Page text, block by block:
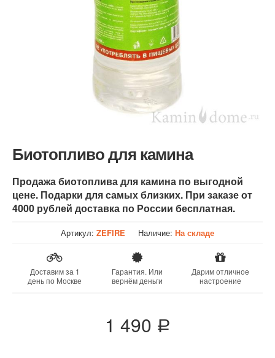
Биотопливо для камина
Продажа биотоплива для камина по выгодной
цене. Подарки для самых близких. При заказе от
4000 рублей доставка по России бесплатная.
Артикул:ZEFIRE Наличие: На складе
Доставим за 1
день по Москве
Гарантия. Или
вернём деньги
Дарим отличное
настроение
1 490 a